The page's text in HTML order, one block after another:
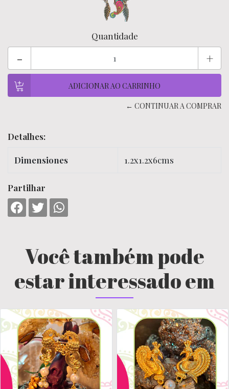
Quantidade
- +
← CONTINUAR A COMPRAR
Detalhes:
Dimensiones 1.2x1.2x6cms
Partilhar
Você também pode
estar interessado em